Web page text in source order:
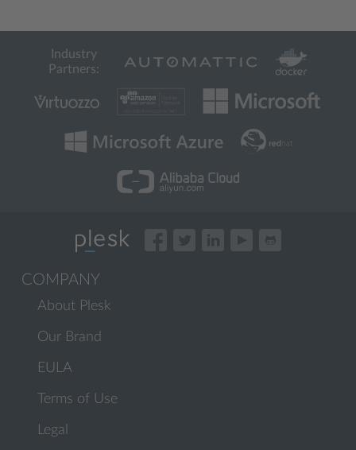
Industry
Partners:
COMPANY
About Plesk
Our Brand
EULA
Terms of Use
Legal